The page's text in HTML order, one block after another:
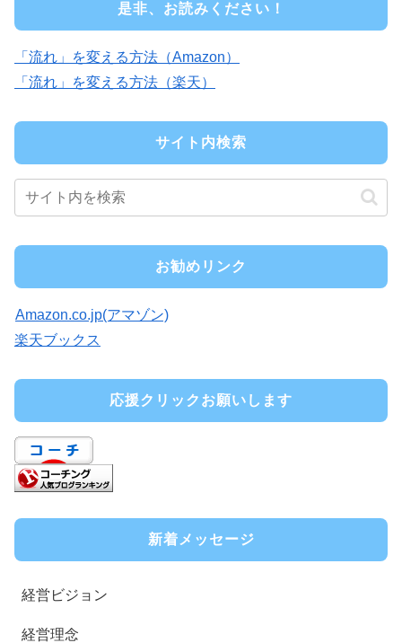
是非、お読みください！
「流れ」を変える方法（Amazon）
「流れ」を変える方法（楽天）
サイト内検索
お勧めリンク
Amazon.co.jp(アマゾン)
楽天ブックス
応援クリックお願いします
新着メッセージ
経営ビジョン
経営理念